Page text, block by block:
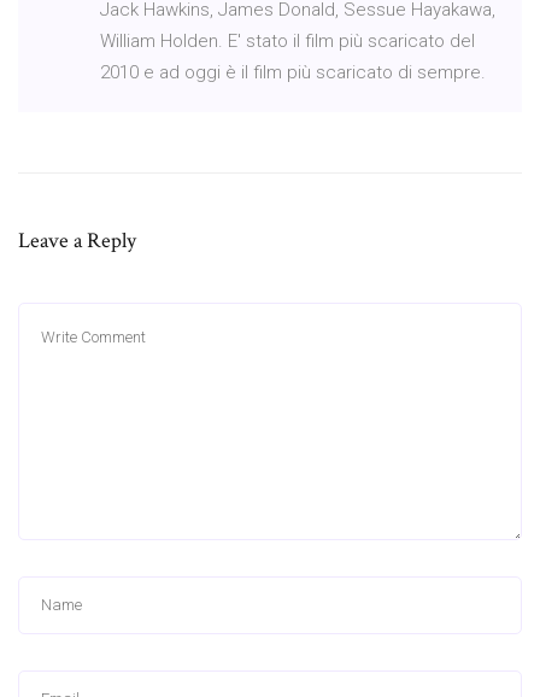
Jack Hawkins, James Donald, Sessue Hayakawa,
William Holden. E' stato il film più scaricato del
2010 e ad oggi è il film più scaricato di sempre.
Leave a Reply